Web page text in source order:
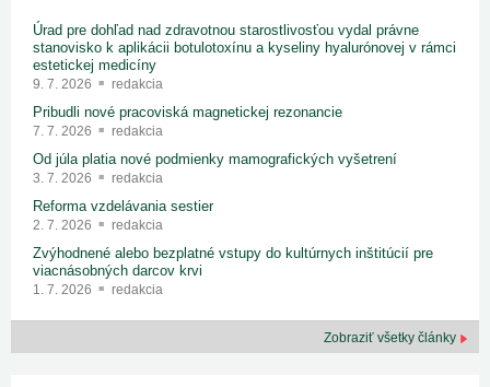
Úrad pre dohľad nad zdravotnou starostlivosťou vydal právne
stanovisko k aplikácii botulotoxínu a kyseliny hyalurónovej v rámci
estetickej medicíny
9. 7. 2026 redakcia
Pribudli nové pracoviská magnetickej rezonancie
7. 7. 2026 redakcia
Od júla platia nové podmienky mamografických vyšetrení
3. 7. 2026 redakcia
Reforma vzdelávania sestier
2. 7. 2026 redakcia
Zvýhodnené alebo bezplatné vstupy do kultúrnych inštitúcií pre
viacnásobných darcov krvi
1. 7. 2026 redakcia
Zobraziť všetky články